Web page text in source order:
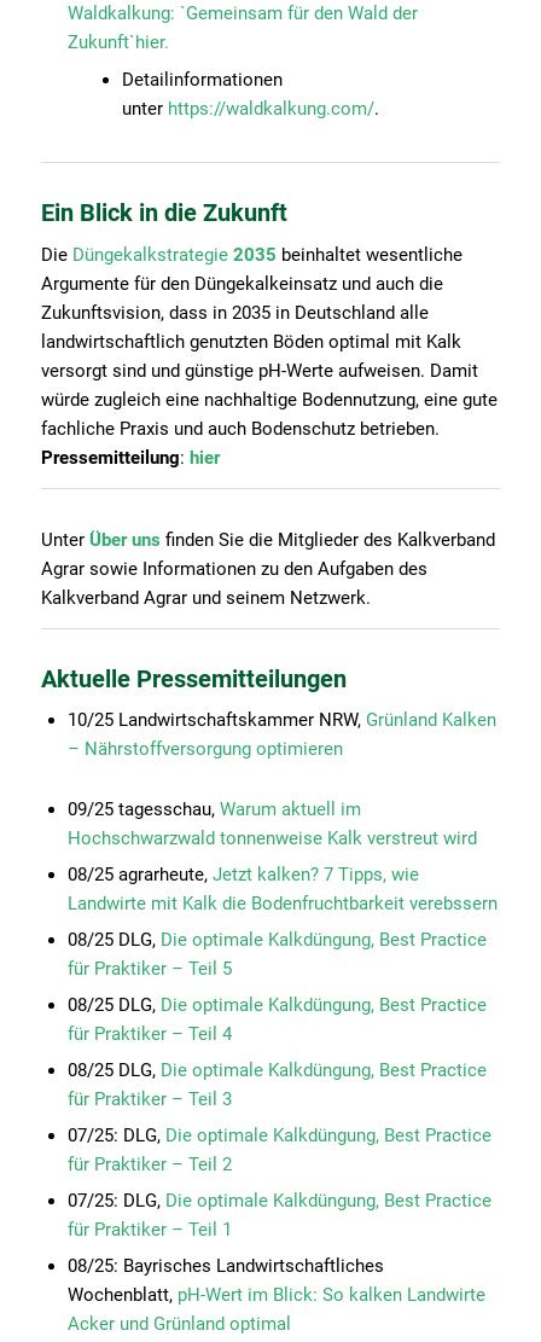
Waldkalkung: `Gemeinsam für den Wald der
Zukunft`hier.
Detailinformationen
unter https://waldkalkung.com/.
Ein Blick in die Zukunft
Die Düngekalkstrategie2035 beinhaltet wesentliche
Argumente für den Düngekalkeinsatz und auch die
Zukunftsvision, dass in 2035 in Deutschland alle
landwirtschaftlich genutzten Böden optimal mit Kalk
versorgt sind und günstige pH-Werte aufweisen. Damit
würde zugleich eine nachhaltige Bodennutzung, eine gute
fachliche Praxis und auch Bodenschutz betrieben.
Pressemitteilung: hier
Unter Über uns finden Sie die Mitglieder des Kalkverband
Agrar sowie Informationen zu den Aufgaben des
Kalkverband Agrar und seinem Netzwerk.
Aktuelle Pressemitteilungen
10/25 Landwirtschaftskammer NRW, Grünland Kalken
– Nährstoffversorgung optimieren
09/25 tagesschau, Warum aktuell im
Hochschwarzwald tonnenweise Kalk verstreut wird
08/25 agrarheute, Jetzt kalken? 7 Tipps, wie
Landwirte mit Kalk die Bodenfruchtbarkeit verebssern
08/25 DLG, Die optimale Kalkdüngung, Best Practice
für Praktiker – Teil 5
08/25 DLG, Die optimale Kalkdüngung, Best Practice
für Praktiker – Teil 4
08/25 DLG, Die optimale Kalkdüngung, Best Practice
für Praktiker – Teil 3
07/25: DLG, Die optimale Kalkdüngung, Best Practice
für Praktiker – Teil 2
07/25: DLG, Die optimale Kalkdüngung, Best Practice
für Praktiker – Teil 1
08/25: Bayrisches Landwirtschaftliches
Wochenblatt, pH-Wert im Blick: So kalken Landwirte
Acker und Grünland optimal